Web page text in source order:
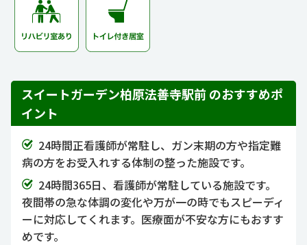
スイートガーデン柏原法善寺駅前 のおすすめポ
イント
24時間正看護師が常駐し、ガン末期の方や指定難
病の方をお受入れする体制の整った施設です。
24時間365日、看護師が常駐している施設です。
夜間帯の急な体調の変化や万が一の時でもスピーディ
ーに対応してくれます。医療面が不安な方にもおすす
めです。